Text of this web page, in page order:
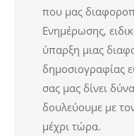
που μας
Ενημέρωσης,
ύπαρξη μιας
δημοσιογραφίας
σας μας δίνει
δουλεύουμε με
μέχρι τώρα.